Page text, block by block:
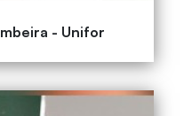
- Unifor